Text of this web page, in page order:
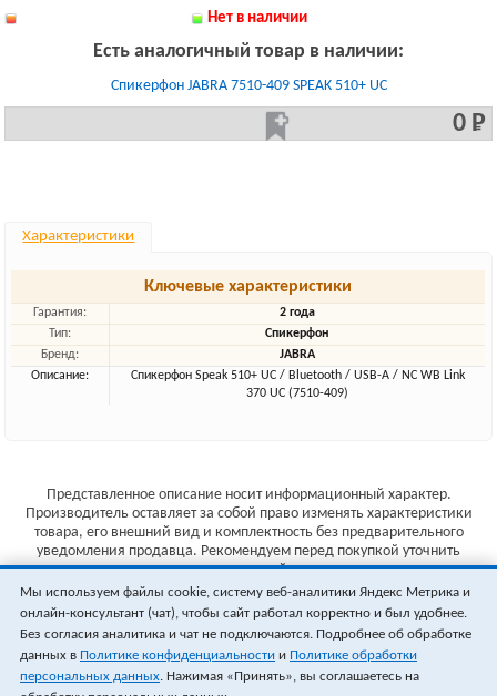
Нет в наличии
Есть аналогичный товар в наличии:
Спикерфон JABRA 7510-409 SPEAK 510+ UC
0 Р
Характеристики
Ключевые характеристики
Гарантия:
2 года
Тип:
Спикерфон
Бренд:
JABRA
Описание:
Спикерфон Speak 510+ UC / Bluetooth / USB-A / NC WB Link
370 UC (7510-409)
Представленное описание носит информационный характер.
Производитель оставляет за собой право изменять характеристики
товара, его внешний вид и комплектность без предварительного
уведомления продавца. Рекомендуем перед покупкой уточнить
характеристики товара на сайте производителя.
Указанные цены не являются публичной офертой (ст.435 ГК РФ).
Стоимость и наличие товара уточняйте у менеджера.
Мы используем файлы cookie, систему веб-аналитики Яндекс Метрика и
онлайн-консультант (чат), чтобы сайт работал корректно и был удобнее.
Без согласия аналитика и чат не подключаются. Подробнее об обработке
данных в Политике конфиденциальности и Политике обработки
персональных данных. Нажимая «Принять», вы соглашаетесь на